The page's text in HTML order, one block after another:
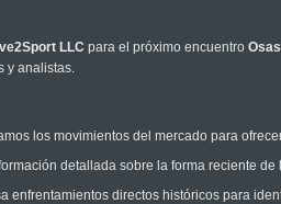
LLC para el próximo encuentro
y analistas.
los movimientos del mercado para
detallada sobre la forma reciente
enfrentamientos directos históricos para